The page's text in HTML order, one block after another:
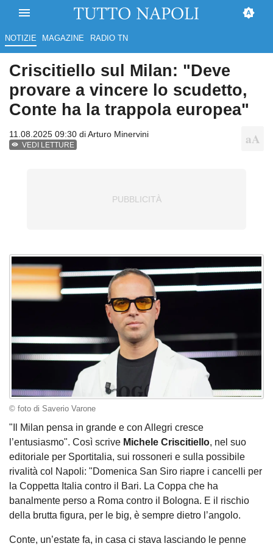
NOTIZIE MAGAZINE RADIO TN
Criscitiello sul Milan: "Deve
provare a vincere lo scudetto,
Conte ha la trappola europea"
11.08.2025 09:30 diArturo Minervini
VEDI LETTURE
© foto di Saverio Varone
"Il Milan pensa in grande e con Allegri cresce
l’entusiasmo". Così scrive Michele Criscitiello, nel suo
editoriale per Sportitalia, sui rossoneri e sulla possibile
rivalità col Napoli: "Domenica San Siro riapre i cancelli per
la Coppetta Italia contro il Bari. La Coppa che ha
banalmente perso a Roma contro il Bologna. E il rischio
della brutta figura, per le big, è sempre dietro l’angolo.
Conte, un’estate fa, in casa ci stava lasciando le penne